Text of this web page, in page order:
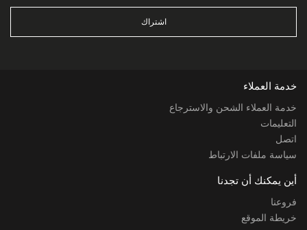
اشتراك
خدمة العملاء
خدمة العملاء الشحن والاسترجاع
التعليمات
اتصل
سياسة ملفات الارتباط
أين يمكنك أن تجدنا
فروعنا
خريطة الموقع